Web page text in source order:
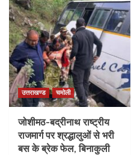
उत्तराखण्ड चमोली
जोशीमठ-बद्रीनाथ राष्ट्रीय
राजमार्ग पर श्रद्धालुओं से भरी
बस के ब्रेक फेल, बिनाकुली